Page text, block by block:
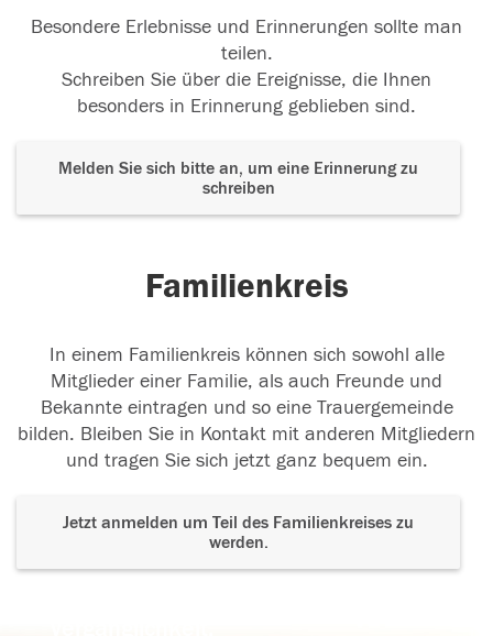
Besondere Erlebnisse und Erinnerungen sollte man
teilen.
Schreiben Sie über die Ereignisse, die Ihnen
besonders in Erinnerung geblieben sind.
Melden Sie sich bitte an, um eine Erinnerung zu
schreiben
Familienkreis
In einem Familienkreis können sich sowohl alle
Mitglieder einer Familie, als auch Freunde und
Bekannte eintragen und so eine Trauergemeinde
bilden. Bleiben Sie in Kontakt mit anderen Mitgliedern
und tragen Sie sich jetzt ganz bequem ein.
Jetzt anmelden um Teil des Familienkreises zu
werden.